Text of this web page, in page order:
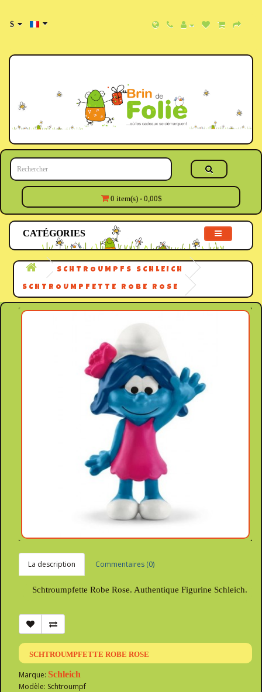
$
0 item(s) - 0,00$
CATÉGORIES
SCHTROUMPFS SCHLEICH
SCHTROUMPFETTE ROBE ROSE
La description Commentaires (0)
Schtroumpfette Robe Rose. Authentique Figurine Schleich.
SCHTROUMPFETTE ROBE ROSE
Marque: Schleich
Modèle: Schtroumpf